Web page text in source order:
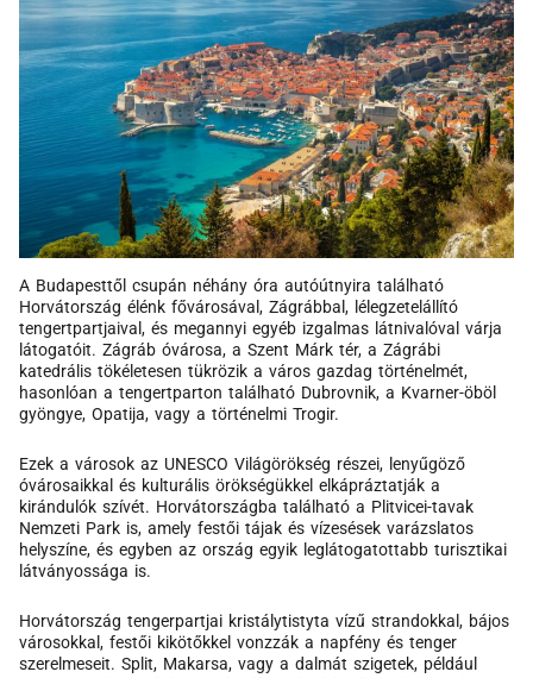
A Budapesttől csupán néhány óra autóútnyira található
Horvátország élénk fővárosával, Zágrábbal, lélegzetelállító
tengertpartjaival, és megannyi egyéb izgalmas látnivalóval várja
látogatóit. Zágráb óvárosa, a Szent Márk tér, a Zágrábi
katedrális tökéletesen tükrözik a város gazdag történelmét,
hasonlóan a tengertparton található Dubrovnik, a Kvarner-öböl
gyöngye, Opatija, vagy a történelmi Trogir.
Ezek a városok az UNESCO Világörökség részei, lenyűgöző
óvárosaikkal és kulturális örökségükkel elkápráztatják a
kirándulók szívét. Horvátországba található a Plitvicei-tavak
Nemzeti Park is, amely festői tájak és vízesések varázslatos
helyszíne, és egyben az ország egyik leglátogatottabb turisztikai
látványossága is.
Horvátország tengerpartjai kristálytistyta vízű strandokkal, bájos
városokkal, festői kikötőkkel vonzzák a napfény és tenger
szerelmeseit. Split, Makarsa, vagy a dalmát szigetek, például